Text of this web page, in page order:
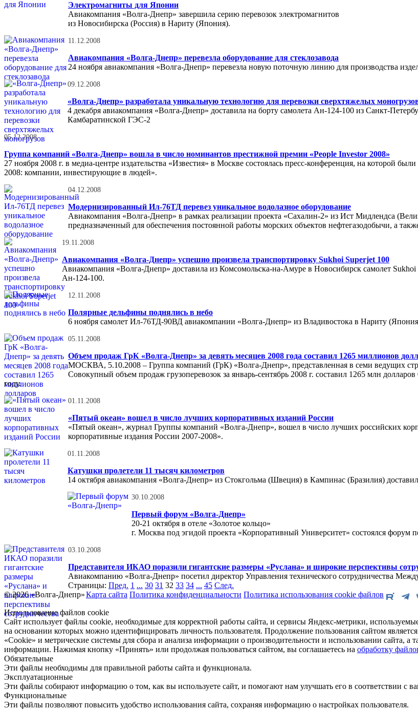
Электромагниты для Японии
Авиакомпания «Волга-Днепр» завершила серию перевозок электромагнитов
из Новосибирска (Россия) в Нариту (Япония).
11.12.2008
Авиакомпания «Волга-Днепр» перевезла оборудование для стеклозавода
24 ноября авиакомпания «Волга-Днепр» перевезла новую поточную линию для производства
09.12.2008
«Волга-Днепр» разработала уникальную технологию для перевозки сверхтяжелых
4 декабря авиакомпания «Волга-Днепр» доставила на борту самолета Ан-124-100 из Санкт-
Камбаратинской ГЭС-2
05.12.2008
Группа компаний «Волга-Днепр» вошла в число номинантов престижной премии «People Investor 2008»
27 ноября 2008 г. в медиа-центре издательства «Известия» в Москве состоялась пресс-конференция, на которой
2008: компании, инвестирующие в людей».
04.12.2008
Модернизированный Ил-76ТД перевез уникальное водолазное оборудование
Авиакомпания «Волга-Днепр» в рамках реализации проекта «Сахалин-2» из Ист Мидлендса
предназначенный для обеспечения постоянной работы морских объектов нефтегазодобычи, а
19.11.2008
Авиакомпания «Волга-Днепр» успешно произвела транспортировку Sukhoi Superjet 100
Авиакомпания «Волга-Днепр» доставила из Комсомольска-на-Амуре в Новосибирск самолет
Ан-124-100.
12.11.2008
Полярные дельфины поднялись в небо
6 ноября самолет Ил-76ТД-90ВД авиакомпании «Волга-Днепр» из Владивостока в Нариту
05.11.2008
Объем продаж ГрК «Волга-Днепр» за девять месяцев 2008 года составил 1265 миллионов
МОСКВА, 5.10.2008 – Группа компаний (ГрК) «Волга-Днепр», представленная в семи ведущих
Совокупный объем продаж грузоперевозок за январь-сентябрь 2008 г. составил 1265 млн
году.
01.11.2008
«Пятый океан» вошел в число лучших корпоративных изданий России
«Пятый океан», журнал Группы компаний «Волга-Днепр», вошел в число лучших российских
корпоративные издания России 2007-2008».
01.11.2008
Катушки пролетели 11 тысяч километров
14 октября авиакомпания «Волга-Днепр» из Стокгольма (Швеция) в Кампинас (Бразилия)
30.10.2008
Первый форум «Волга-Днепр»
20-21 октября в отеле «Золотое кольцо»
г. Москва под эгидой проекта «Корпоративный Университет» состоялся форум
03.10.2008
Представителя ИКАО поразили гигантские размеры «Руслана» и широкие перспективы
Авиакомпанию «Волга-Днепр» посетил директор Управления технического сотрудничества
Страницы: Пред. 1 ... 30 31 32 33 34 ... 45 След.
© 2026 «Волга-Днепр»Карта сайта Политика конфиденциальности Политика использования cookie файлов
Использование файлов cookie
Сайт использует файлы cookie, необходимые для корректной работы сайта, и сервисы Яндекс-метрики,
на основании которых можно идентифицировать личность пользователя. Продолжение пользования сайтом
«Cookie» и метрические системы для сбора и анализа информации о производительности и использовании сайта,
информации. Нажимая кнопку «Принять» или продолжая пользоваться сайтом, вы соглашаетесь на обработку
Обязательные
Эти файлы необходимы для правильной работы сайта и функционала.
Эксплуатационные
Эти файлы собирают информацию о том, как вы используете сайт, и помогают нам улучшать его в соответствии с
Функциональные
Эти файлы позволяют повысить удобство использования сайта, сохраняя информацию о настройках пользователя.